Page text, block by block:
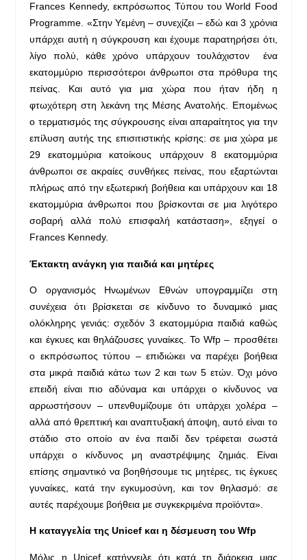
Frances Kennedy, εκπρόσωπος Τύπου του World Food
Programme. «Στην Υεμένη – συνεχίζει – εδώ και 3 χρόνια
υπάρχει αυτή η σύγκρουση και έχουμε παρατηρήσει ότι,
λίγο πολύ, κάθε χρόνο υπάρχουν τουλάχιστον ένα
εκατομμύριο περισσότεροι άνθρωποι στα πρόθυρα της
πείνας. Και αυτό για μια χώρα που ήταν ήδη η
φτωχότερη στη λεκάνη της Μέσης Ανατολής. Επομένως
ο τερματισμός της σύγκρουσης είναι απαραίτητος για την
επίλυση αυτής της επισιτιστικής κρίσης: σε μια χώρα με
29 εκατομμύρια κατοίκους υπάρχουν 8 εκατομμύρια
άνθρωποι σε ακραίες συνθήκες πείνας, που εξαρτώνται
πλήρως από την εξωτερική βοήθεια και υπάρχουν και 18
εκατομμύρια άνθρωποι που βρίσκονται σε μια λιγότερο
σοβαρή αλλά πολύ επισφαλή κατάσταση», εξηγεί ο
Frances Kennedy.
Έκτακτη ανάγκη για παιδιά και μητέρες
Ο οργανισμός Ηνωμένων Εθνών υπογραμμίζει στη
συνέχεια ότι βρίσκεται σε κίνδυνο το δυναμικό μιας
ολόκληρης γενιάς: σχεδόν 3 εκατομμύρια παιδιά καθώς
και έγκυες και θηλάζουσες γυναίκες. Το Wfp – προσθέτει
ο εκπρόσωπος τύπου – επιδιώκει να παρέχει βοήθεια
στα μικρά παιδιά κάτω των 2 και των 5 ετών. Όχι μόνο
επειδή είναι πιο αδύναμα και υπάρχει ο κίνδυνος να
αρρωστήσουν – υπενθυμίζουμε ότι υπάρχει χολέρα –
αλλά από θρεπτική και αναπτυξιακή άποψη, αυτό είναι το
στάδιο στο οποίο αν ένα παιδί δεν τρέφεται σωστά
υπάρχει ο κίνδυνος μη αναστρέψιμης ζημιάς. Είναι
επίσης σημαντικό να βοηθήσουμε τις μητέρες, τις έγκυες
γυναίκες, κατά την εγκυμοσύνη, και τον θηλασμό: σε
αυτές παρέχουμε βοήθεια με συγκεκριμένα προϊόντα».
Η καταγγελία τηςUnicef και η δέσμευση τουWfp
Μόλις η Unicef κατήγγειλε ότι κατά τη διάρκεια μιας